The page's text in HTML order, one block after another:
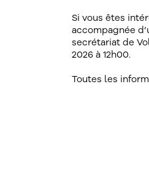
Si vous êtes
accompagnée
secrétariat de
2026 à 12h00.
Toutes les